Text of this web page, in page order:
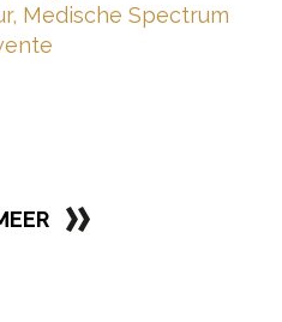
Medische Spectrum